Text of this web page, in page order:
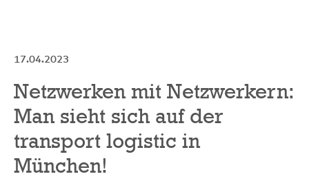
17.04.2023
Netzwerken mit Netzwerkern:
Man sieht sich auf der
transport logistic in
München!